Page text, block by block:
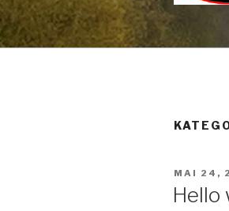
AM
MAI 24,
Hello